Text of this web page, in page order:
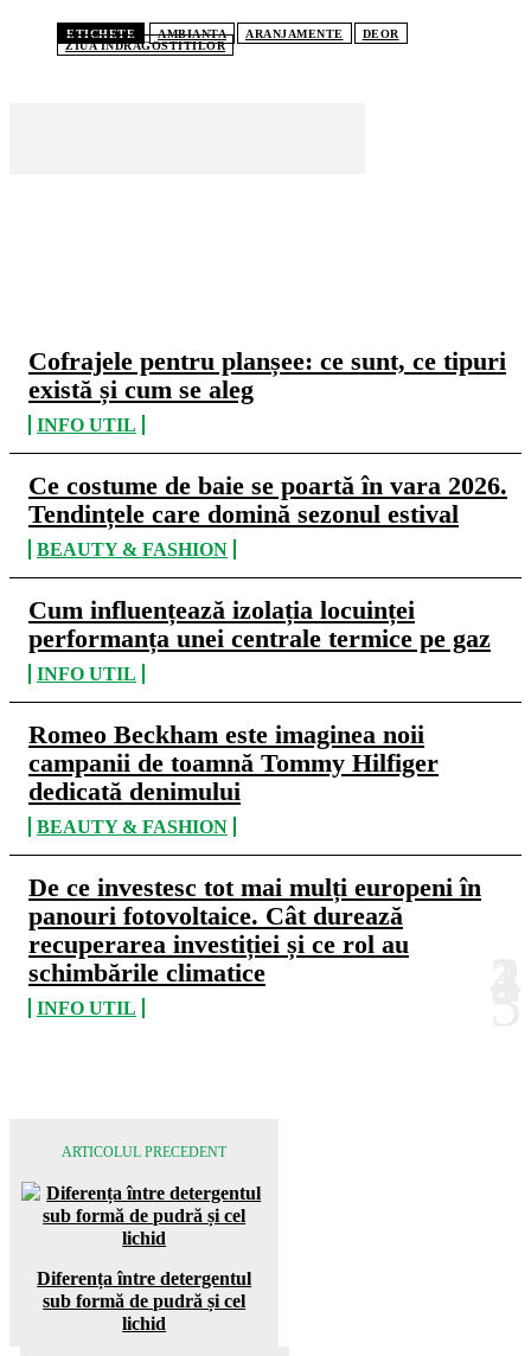
Cofrajele pentru planșee: ce sunt, ce tipuri
există și cum se aleg
INFO UTIL
Ce costume de baie se poartă în vara 2026.
Tendințele care domină sezonul estival
BEAUTY & FASHION
Cum influențează izolația locuinței
performanța unei centrale termice pe gaz
INFO UTIL
Romeo Beckham este imaginea noii
campanii de toamnă Tommy Hilfiger
dedicată denimului
BEAUTY & FASHION
De ce investesc tot mai mulți europeni în
panouri fotovoltaice. Cât durează
recuperarea investiției și ce rol au
schimbările climatice
INFO UTIL
ETICHETE AMBIANTA ARANJAMENTE
DEOR
ZIUA INDRAGOSTITILOR
ARTICOLUL PRECEDENT
Diferența între detergentul
sub formă de pudră și cel
lichid